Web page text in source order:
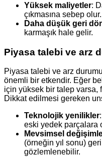
Yüksek maliyetler:
çıkmasına sebep olur.
Daha düşük geri
karmaşık hale gelir.
Piyasa talebi ve arz
Piyasa talebi ve arz
önemli bir etkendir. Eğer
için yüksek bir talep varsa,
Dikkat edilmesi gereken
Teknolojik yenilikler
eski yedek parçalara
Mevsimsel
(örneğin yıl sonu)
gözlemlenebilir.